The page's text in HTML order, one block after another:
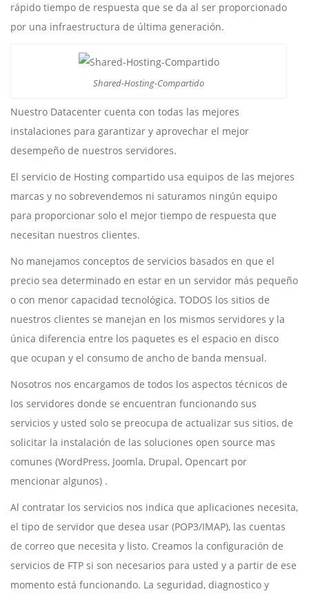
rápido tiempo de respuesta que se da al ser proporcionado
por una infraestructura de última generación.
Shared-Hosting-Compartido
Nuestro Datacenter cuenta con todas las mejores
instalaciones para garantizar y aprovechar el mejor
desempeño de nuestros servidores.
El servicio de Hosting compartido usa equipos de las mejores
marcas y no sobrevendemos ni saturamos ningún equipo
para proporcionar solo el mejor tiempo de respuesta que
necesitan nuestros clientes.
No manejamos conceptos de servicios basados en que el
precio sea determinado en estar en un servidor más pequeño
o con menor capacidad tecnológica. TODOS los sitios de
nuestros clientes se manejan en los mismos servidores y la
única diferencia entre los paquetes es el espacio en disco
que ocupan y el consumo de ancho de banda mensual.
Nosotros nos encargamos de todos los aspectos técnicos de
los servidores donde se encuentran funcionando sus
servicios y usted solo se preocupa de actualizar sus sitios, de
solicitar la instalación de las soluciones open source mas
comunes (WordPress, Joomla, Drupal, Opencart por
mencionar algunos) .
Al contratar los servicios nos indica que aplicaciones necesita,
el tipo de servidor que desea usar (POP3/IMAP), las cuentas
de correo que necesita y listo. Creamos la configuración de
servicios de FTP si son necesarios para usted y a partir de ese
momento está funcionando. La seguridad, diagnostico y